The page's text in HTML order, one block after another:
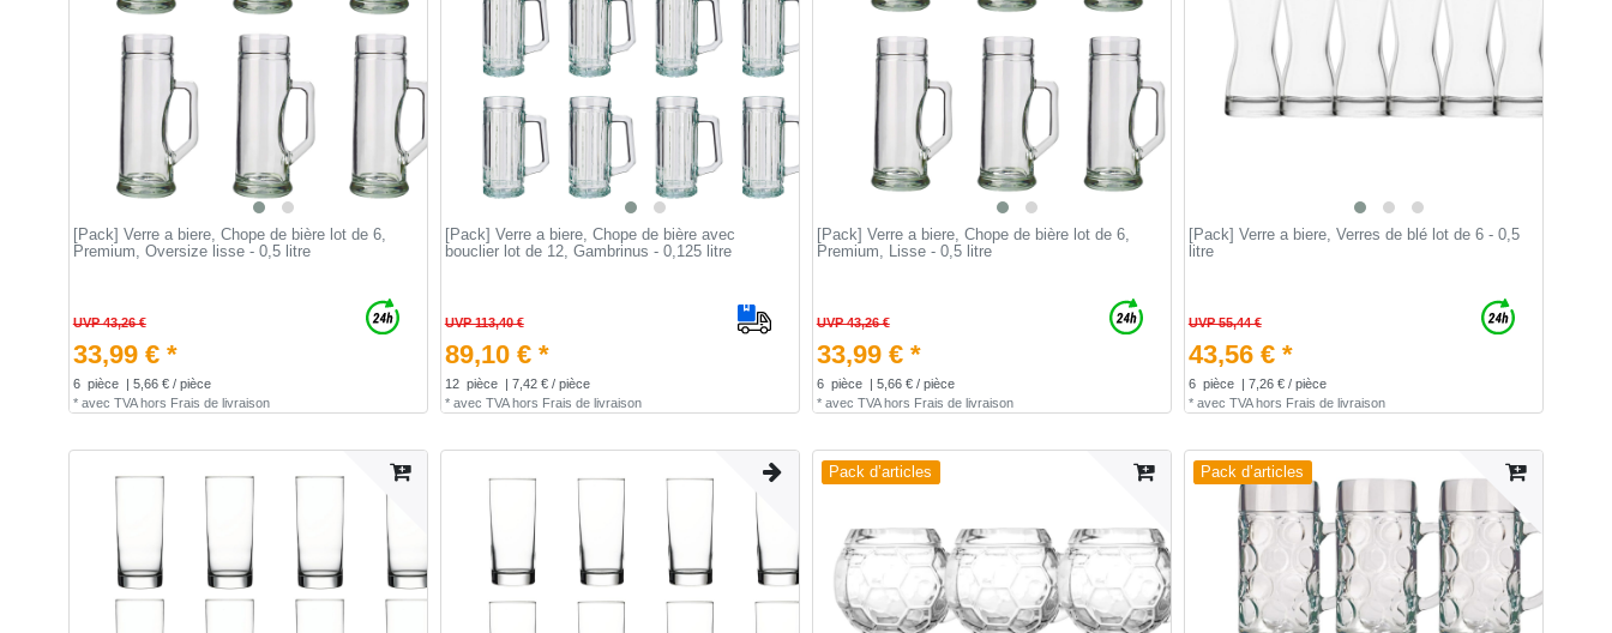
[Pack] Verre a biere, Chope de bière lot de 6,
Premium, Oversize lisse - 0,5 litre
UVP 43,26 €
33,99 € *
6 pièce
| 5,66 € / pièce
* avec TVAhors Frais de livraison
[Pack] Verre a biere, Chope de bière avec
bouclier lot de 12, Gambrinus - 0,125 litre
UVP 113,40 €
89,10 € *
12 pièce
| 7,42 € / pièce
* avec TVAhors Frais de livraison
[Pack] Verre a biere, Chope de bière lot de 6,
Premium, Lisse - 0,5 litre
UVP 43,26 €
33,99 € *
6 pièce
| 5,66 € / pièce
* avec TVAhors Frais de livraison
[Pack] Verre a biere, Verres de blé lot de 6 - 0,5
litre
UVP 55,44 €
43,56 € *
6 pièce
| 7,26 € / pièce
* avec TVAhors Frais de livraison
Pack d’articles Pack d’articles